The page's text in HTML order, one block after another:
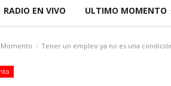
RADIO EN VIVO ULTIMO MOMENTO
Tener un empleo ya no es una